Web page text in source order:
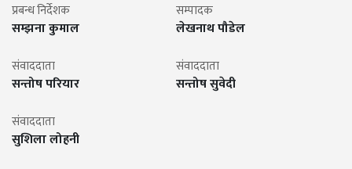
प्रबन्ध निर्देशक
सम्झना कुमाल
सम्पादक
लेखनाथ पौडेल
संवाददाता
सन्तोष परियार
संवाददाता
सन्तोष सुवेदी
संवाददाता
सुशिला लोहनी